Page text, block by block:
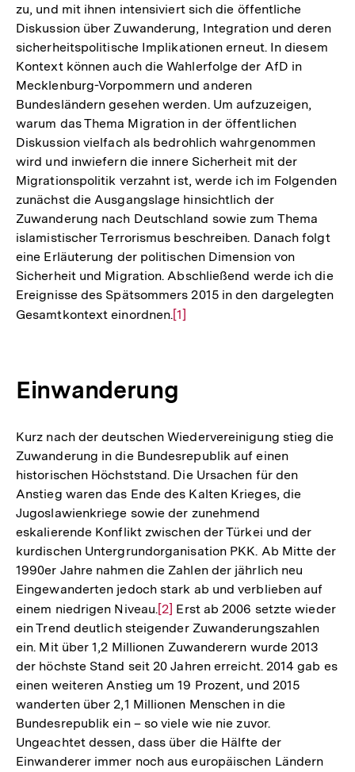
zu, und mit ihnen intensiviert sich die öffentliche
Diskussion über Zuwanderung, Integration und deren
sicherheitspolitische Implikationen erneut. In diesem
Kontext können auch die Wahlerfolge der AfD in
Mecklenburg-Vorpommern und anderen
Bundesländern gesehen werden. Um aufzuzeigen,
warum das Thema Migration in der öffentlichen
Diskussion vielfach als bedrohlich wahrgenommen
wird und inwiefern die innere Sicherheit mit der
Migrationspolitik verzahnt ist, werde ich im Folgenden
zunächst die Ausgangslage hinsichtlich der
Zuwanderung nach Deutschland sowie zum Thema
islamistischer Terrorismus beschreiben. Danach folgt
eine Erläuterung der politischen Dimension von
Sicherheit und Migration. Abschließend werde ich die
Ereignisse des Spätsommers 2015 in den dargelegten
Gesamtkontext einordnen.Zur
[1]
Einwanderung
Kurz nach der deutschen Wiedervereinigung stieg die
Zuwanderung in die Bundesrepublik auf einen
historischen Höchststand. Die Ursachen für den
Anstieg waren das Ende des Kalten Krieges, die
Jugoslawienkriege sowie der zunehmend
eskalierende Konflikt zwischen der Türkei und der
kurdischen Untergrundorganisation PKK. Ab Mitte der
1990er Jahre nahmen die Zahlen der jährlich neu
Eingewanderten jedoch stark ab und verblieben auf
einem niedrigen Niveau.Zur
Auflösung
der
Fußnote
[2] Erst ab 2006 setzte wieder
ein Trend deutlich steigender Zuwanderungszahlen
ein. Mit über 1,2 Millionen Zuwanderern wurde 2013
der höchste Stand seit 20 Jahren erreicht. 2014 gab es
einen weiteren Anstieg um 19 Prozent, und 2015
wanderten über 2,1 Millionen Menschen in die
Bundesrepublik ein – so viele wie nie zuvor.
Ungeachtet dessen, dass über die Hälfte der
Einwanderer immer noch aus europäischen Ländern